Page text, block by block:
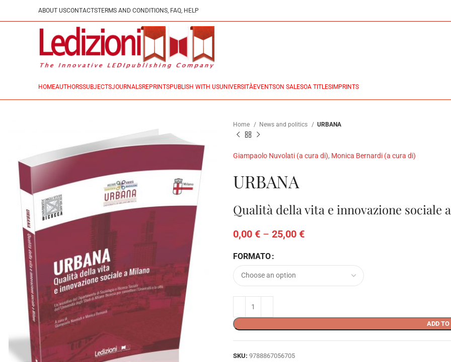
ABOUT USCONTACTSTERMS AND CONDITIONS, FAQ, HELP
HOMEAUTHORSSUBJECTSJOURNALSREPRINTSPUBLISH WITH USUNIVERSITÀEVENTSON SALESOA TITLES IMPRINTS
Home News and politics URBANA
Giampaolo Nuvolati (a cura di), Monica Bernardi (a cura di)
URBANA
Qualità della vita e innovazione sociale
0,00 € – 25,00 €
FORMATO
ADD
SKU: 9788867056705